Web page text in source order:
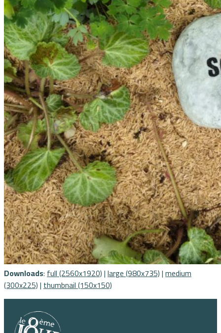
Downloads:full (2560x1920)|large (980x735)|medium
(300x225)|thumbnail (150x150)